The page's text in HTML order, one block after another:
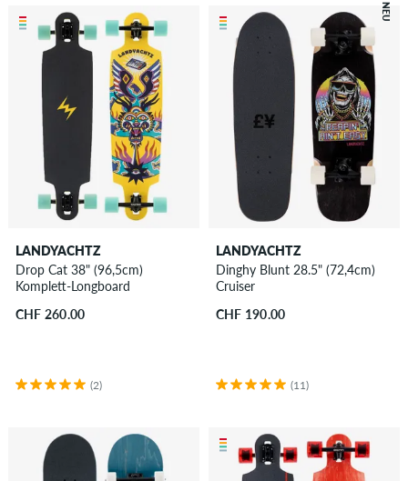
LANDYACHTZ
Drop Cat 38" (96,5cm)
Komplett-Longboard
CHF 260.00
(2)
NEU
LANDYACHTZ
Dinghy Blunt 28.5" (72,4cm)
Cruiser
CHF 190.00
(11)